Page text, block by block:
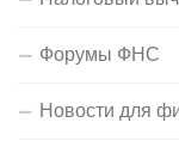
Форумы ФНС
Новости для